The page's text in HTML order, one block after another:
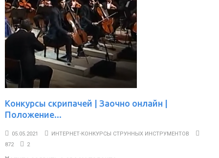
Конкурсы скрипачей | Заочно онлайн |
Положение...
05.05.2021
ИНТЕРНЕТ-КОНКУРСЫ СТРУННЫХ ИНСТРУМЕНТОВ
872
2